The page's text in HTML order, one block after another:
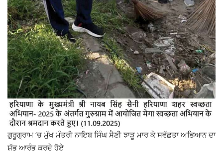
ਗੁਰੂਗ੍ਰਾਮ ’ਚ ਮੁੱਖ ਮੰਤਰੀ ਨਾਇਬ ਸਿੰਘ ਸੈਣੀ ਝਾੜੂ ਮਾਰ ਕੇ ਸਵੱਛਤਾ ਅਭਿਆਨ ਦਾ
ਸ਼ੁੱਭ ਆਰੰਭ ਕਰਦੇ ਹੋਏ